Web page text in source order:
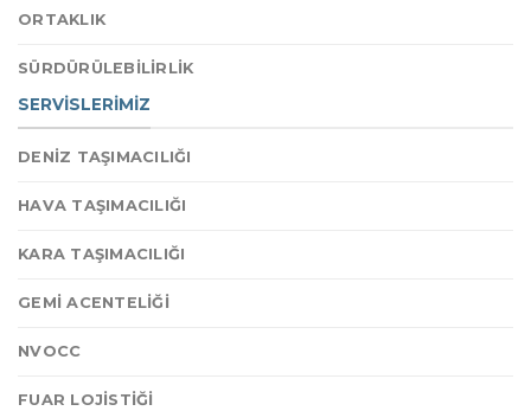
ORTAKLIK
SÜRDÜRÜLEBİLİRLİK
SERVİSLERİMİZ
DENİZ TAŞIMACILIĞI
HAVA TAŞIMACILIĞI
KARA TAŞIMACILIĞI
GEMİ ACENTELİĞİ
NVOCC
FUAR LOJİSTİĞİ